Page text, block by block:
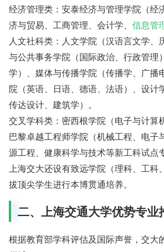
经济管理类：安泰经济与管理学院（经
济与贸易、工商管理、会计学、 信息管
人文社科类：人文学院（汉语言文学、
与公共事务学院（国际政治、行政管理
学）、媒体与传播学院（传播学、广播
院（英语、日语、德语、法语）、设计
传达设计、建筑学）。
交叉学科类：密西根学院（电子与计算
巴黎卓越工程师学院（机械工程、电子
源工程、健康科学与技术等新工科试点
上海交大还设有致远学院（理科、工科
拔顶尖学生进行本博贯通培养。
二、上海交通大学优势专业
根据教育部学科评估及国际声誉，交大